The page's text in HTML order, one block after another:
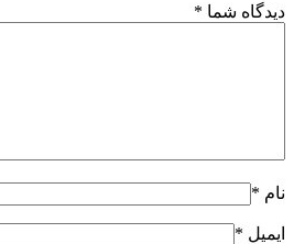
دیدگاه شما *
نام *
ایمیل *